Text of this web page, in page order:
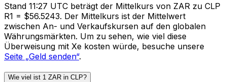
Stand 11:27 UTC beträgt der Mittelkurs von ZAR zu CLP
R1 = $56.5243. Der Mittelkurs ist der Mittelwert
zwischen An- und Verkaufskursen auf den globalen
Währungsmärkten. Um zu sehen, wie viel diese
Überweisung mit Xe kosten würde, besuche unsere
Seite „Geld senden“.
Wie viel ist 1 ZAR in CLP?